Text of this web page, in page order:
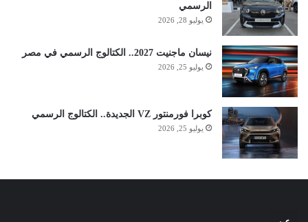
الرسمي
يوليو 28, 2026
نيسان ماجنيت 2027.. الكتالوج الرسمي في مصر
يوليو 25, 2026
كوبرا فورمنتور VZ الجديدة.. الكتالوج الرسمي
يوليو 25, 2026